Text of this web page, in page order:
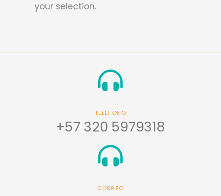
your selection.
TELÉFONO
+57 320 5979318
CORREO